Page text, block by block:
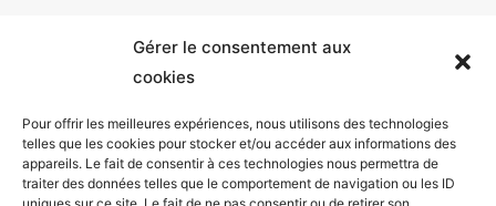
Gérer le consentement aux
cookies
Pour offrir les meilleures expériences, nous utilisons des technologies
telles que les cookies pour stocker et/ou accéder aux informations des
appareils. Le fait de consentir à ces technologies nous permettra de
traiter des données telles que le comportement de navigation ou les ID
Mentions légales